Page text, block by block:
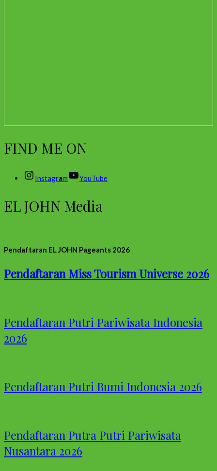
FIND ME ON
Instagram YouTube
EL JOHN Media
Pendaftaran EL JOHN Pageants 2026
Pendaftaran Miss Tourism Universe 2026
Pendaftaran Putri Pariwisata Indonesia
2026
Pendaftaran Putri Bumi Indonesia 2026
Pendaftaran Putra Putri Pariwisata
Nusantara 2026